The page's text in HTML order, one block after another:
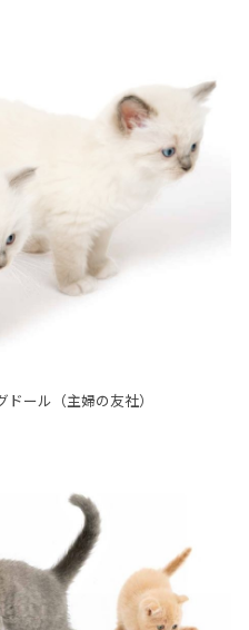
ール（主婦の友社）